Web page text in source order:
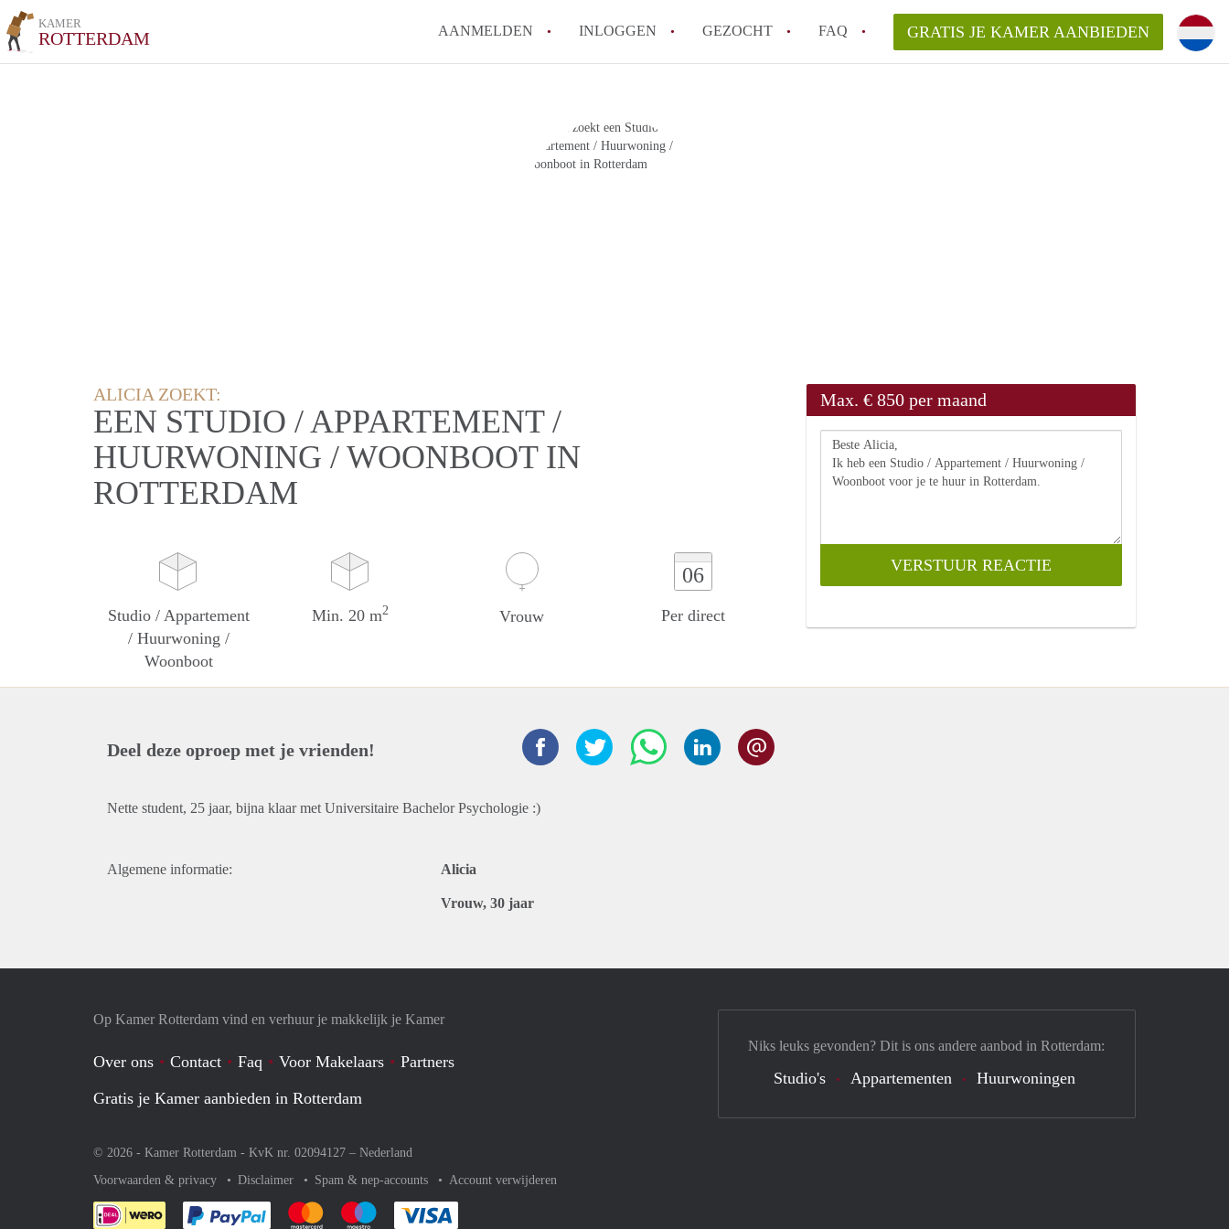
KAMER
ROTTERDAM AANMELDEN INLOGGEN GEZOCHT FAQ
Hoe groot is de kans dat ik snel een kamer vind?
GRATIS JE KAMER AANBIEDEN
ALICIA ZOEKT:
EEN STUDIO / APPARTEMENT /
HUURWONING / WOONBOOT IN
ROTTERDAM
Studio / Appartement
/ Huurwoning /
Woonboot
Min. 20 m2 Vrouw
06
Per direct
Max. € 850 per maand
Deel deze oproep met je vrienden!
Nette student, 25 jaar, bijna klaar met Universitaire Bachelor Psychologie :)
Algemene informatie: Alicia
Vrouw, 30 jaar
Op Kamer Rotterdam vind en verhuur je makkelijk je Kamer
Over ons Contact Faq Voor Makelaars
Partners
Gratis je Kamer aanbieden in Rotterdam
© 2026 - Kamer Rotterdam - KvK nr. 02094127 – Nederland
Voorwaarden & privacy
Disclaimer Spam & nep-accounts Account verwijderen
Je rekent gemakkelijk af met Paypal
Je rekent gemakkelijk af met Mastercard
Je rekent gemakkelijk af met Meastro
Niks leuks gevonden? Dit is ons andere aanbod in Rotterdam:
Studio's Appartementen Huurwoningen